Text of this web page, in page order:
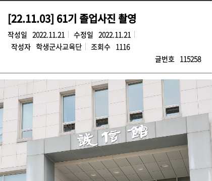
[22.11.03] 61기 졸업사진 촬영
작성일 2022.11.21 수정일 2022.11.21
작성자 학생군사교육단 조회수 1116
글번호 115258